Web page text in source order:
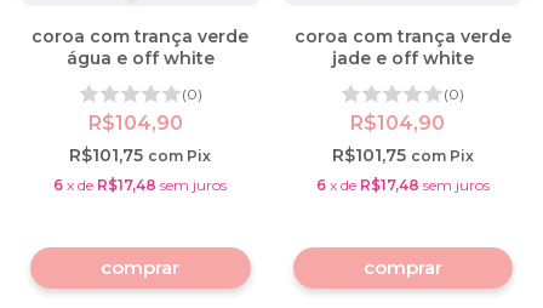
coroa com trança verde
água e off white
(0)
R$104,90
R$101,75 com Pix
6 xde R$17,48 sem juros
coroa com trança verde
jade e off white
(0)
R$104,90
R$101,75 com Pix
6 x de R$17,48 sem juros